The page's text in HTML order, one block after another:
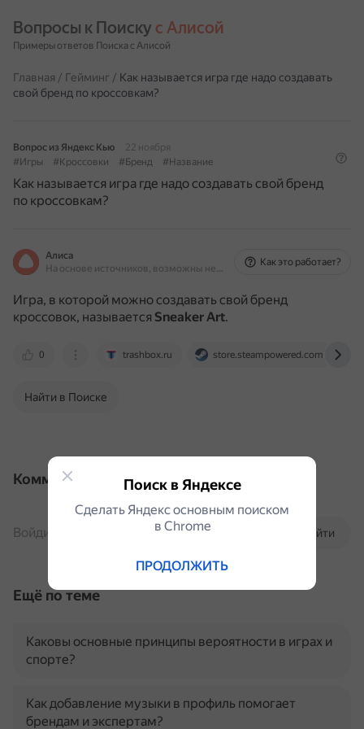
Вопросы к Поиску с Алисой
Примеры ответов Поиска с Алисой
Главная / Гейминг / Как называется игра где надо создавать
свой бренд по кроссовкам?
Вопрос из Яндекс Кью
22 ноября
#Игры
#Кроссовки #Бренд #Название
Как называется игра где надо создавать свой бренд
по кроссовкам?
Алиса
На основе источников, возможны неточности
Как это работает?
Игра, в которой можно создавать свой бренд
кроссовок, называется Sneaker Art.
0 trashbox.ru store.steampowered.com
Найти в Поиске
Комментарии
Войти
Войдите, чтобы комментировать
Ещё по теме
Каковы основные принципы вероятности в играх и
спорте?
Как добавление музыки в профиль помогает
брендам и экспертам?
Поиск в Яндексе
Сделать Яндекс основным поиском
в Сhrome
ПРОДОЛЖИТЬ